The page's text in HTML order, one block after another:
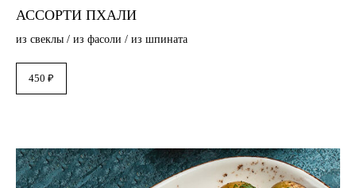
АССОРТИ ПХАЛИ
из свеклы / из фасоли / из шпината
450 ₽